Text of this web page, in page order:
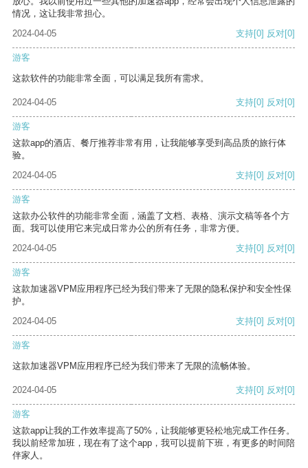
情况，这让我非常担心。
2024-04-05
支持[0] 反对[0]
游客
这款软件的功能非常全面，可以满足我所有需求。
2024-04-05 支持[0] 反对[0]
游客
这款app的酒店、餐厅推荐非常有用，让我能够享受到高品质的旅行体
验。
2024-04-05
支持[0] 反对[0]
游客
这款办公软件的功能非常全面，涵盖了文档、表格、演示文稿等各个方
面。我可以使用它来完成日常办公的所有任务，非常方便。
2024-04-05
支持[0] 反对[0]
游客
这款加速器VPM应用程序已经为我们带来了无限的隐私保护和安全性保
护。
2024-04-05
支持[0] 反对[0]
游客
这款加速器VPM应用程序已经为我们带来了无限的流畅体验。
2024-04-05 支持[0] 反对[0]
游客
这款app让我的工作效率提高了50%，让我能够更轻松地完成工作任务。
我以前经常加班，现在有了这个app，我可以提前下班，有更多的时间陪
伴家人。